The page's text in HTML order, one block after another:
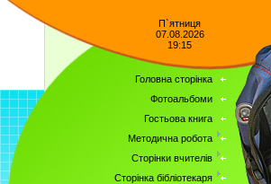
П`ятниця
07.08.2026
19:15
Головна сторінка
Фотоальбоми
Гостьова книга
Методична робота
Сторінки вчителів
Сторінка бібліотекаря